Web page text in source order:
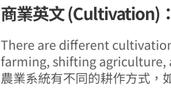
商業英文 (Cultivation)
There are different
farming, shifting agriculture,
農業系統有不同的耕作方式，